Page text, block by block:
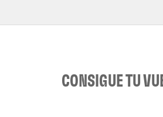
CONSIGUE TU